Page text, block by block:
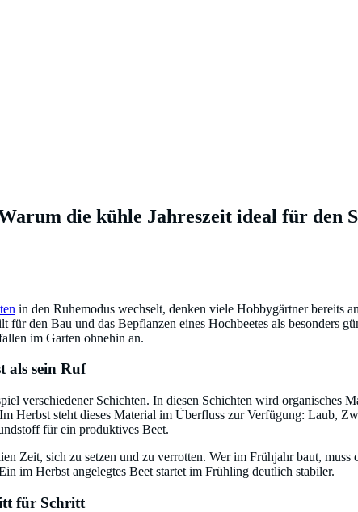
die kühle Jahreszeit ideal für den
in den Ruhemodus wechselt, denken viele Hobbygärtner bereits
für den Bau und das Bepflanzen eines Hochbeetes als besonders
im Garten ohnehin an.
als sein Ruf
verschiedener Schichten. In diesen Schichten wird organisches
Herbst steht dieses Material im Überfluss zur Verfügung: Laub,
für ein produktives Beet.
Zeit, sich zu setzen und zu verrotten. Wer im Frühjahr baut,
im Herbst angelegtes Beet startet im Frühling deutlich stabiler.
für Schritt